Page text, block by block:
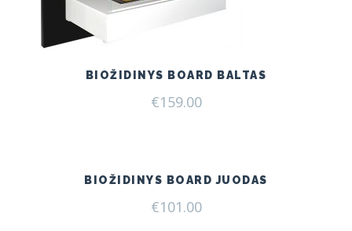
BIOŽIDINYS BOARD BALTAS
€159.00
BIOŽIDINYS BOARD JUODAS
€101.00